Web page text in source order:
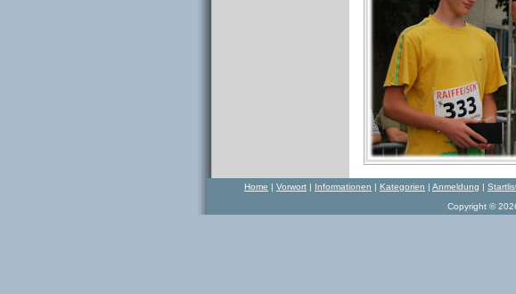
Home | Vorwort | Informationen | Kategorien | Anmeldung |
Copyright ©